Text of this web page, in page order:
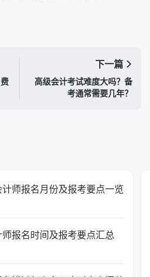
下一篇
高级会计考试难度大吗？备
考通常需要几年？
师报名月份及报考要点一览
报名时间及报考要点汇总